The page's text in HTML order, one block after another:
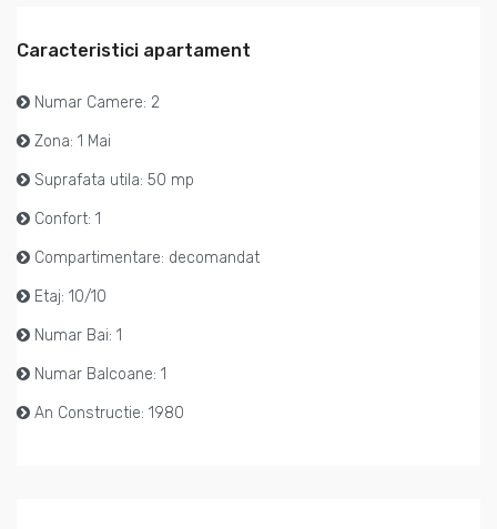
Caracteristici apartament
Numar Camere: 2
Zona: 1 Mai
Suprafata utila: 50 mp
Confort: 1
Compartimentare: decomandat
Etaj: 10/10
Numar Bai: 1
Numar Balcoane: 1
An Constructie: 1980